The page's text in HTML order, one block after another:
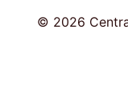
© 2026